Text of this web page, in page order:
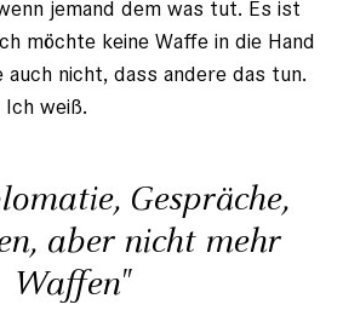
jemand dem was tut. Es ist
möchte keine Waffe in die Hand
auch nicht, dass andere das tun.
Ich weiß.
Gespräche,
aber nicht mehr
Waffen"